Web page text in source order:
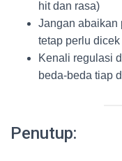
hit dan rasa)
Jangan
tetap perlu dicek
Kenali regulasi
beda-beda tiap
Penutup: